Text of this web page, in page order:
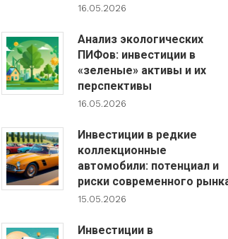
16.05.2026
Анализ экологических
ПИФов: инвестиции в
«зеленые» активы и их
перспективы
16.05.2026
Инвестиции в редкие
коллекционные
автомобили: потенциал и
риски современного
15.05.2026
Инвестиции в